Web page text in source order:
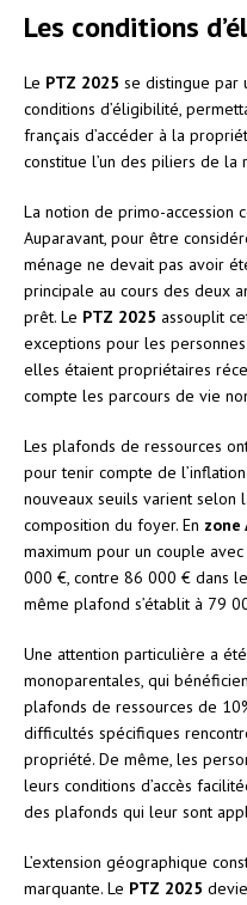
Les conditions
Le PTZ 2025 se distingue par
conditions d’éligibilité,
français d’accéder à la
constitue l’un des piliers de la
La notion de primo-accession
Auparavant, pour être
ménage ne devait pas avoir
principale au cours des deux
prêt. Le PTZ 2025 assouplit
exceptions pour les
elles étaient propriétaires
compte les parcours de vie
Les plafonds de ressources
pour tenir compte de
nouveaux seuils varient selon
composition du foyer. En zone
maximum pour un couple
000 €, contre 86 000 € dans
même plafond s’établit à 79
Une attention particulière a
monoparentales, qui
plafonds de ressources de
difficultés spécifiques
propriété. De même, les
leurs conditions d’accès
des plafonds qui leur sont
L’extension géographique
marquante. Le PTZ 2025